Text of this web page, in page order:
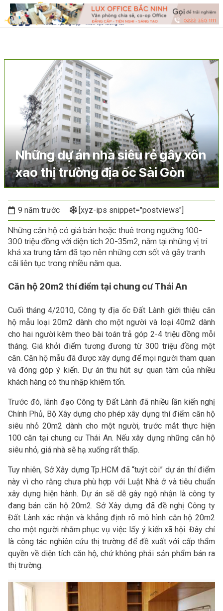
Những dự án nhà siêu rẻ gây xôn
xao thị trường địa ốc Sài Gòn
9 năm trước [xyz-ips snippet="postviews"]
Những căn hộ có giá bán hoặc thuê trong ngưỡng 100-
300 triệu đồng với diện tích 20-35m2, nằm tại những vị trí
khá xa trung tâm đã tạo nên những cơn sốt và gây tranh
cãi liên tục trong nhiều năm qua.
Căn hộ 20m2 thí điểm tại chung cư Thái An
Cuối tháng 4/2010, Công ty địa ốc Đất Lành giới thiệu căn
hộ mẫu loại 20m2 dành cho một người và loại 40m2 dành
cho hai người kèm theo bài toán trả góp 2-4 triệu đồng mỗi
tháng. Giá khởi điểm tương đương từ 300 triệu đồng một
căn. Căn hộ mẫu đã được xây dựng để mọi người tham quan
và đóng góp ý kiến. Dự án thu hút sự quan tâm của nhiều
khách hàng có thu nhập khiêm tốn.
Trước đó, lãnh đạo Công ty Đất Lành đã nhiều lần kiến nghị
Chính Phủ, Bộ Xây dựng cho phép xây dựng thí điểm căn hộ
siêu nhỏ 20m2 dành cho một người, trước mắt thực hiện
100 căn tại chung cư Thái An. Nếu xây dựng những căn hộ
siêu nhỏ, giá nhà sẽ hạ xuống rất thấp.
Tuy nhiên, Sở Xây dựng Tp.HCM đã “tuýt còi” dự án thí điểm
này vì cho rằng chưa phù hợp với Luật Nhà ở và tiêu chuẩn
xây dựng hiện hành. Dự án sẽ dễ gây ngộ nhận là công ty
đang bán căn hộ 20m2. Sở Xây dựng đã đề nghị Công ty
Đất Lành xác nhận và khẳng định rõ mô hình căn hộ 20m2
cho một người nhằm phục vụ việc lấy ý kiến xã hội. Đây chỉ
là công tác nghiên cứu thị trường để đề xuất với cấp thẩm
quyền về diện tích căn hộ, chứ không phải sản phẩm bán ra
thị trường.